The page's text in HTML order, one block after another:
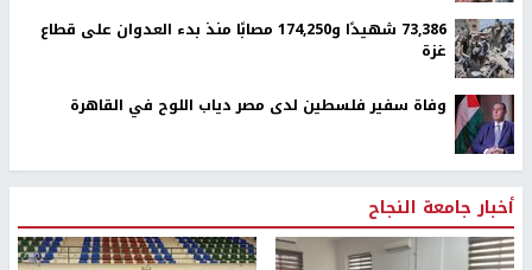
73,386 شهيدًا و174,250 مصابًا منذ بدء العدوان على قطاع
غزة
وفاة سفير فلسطين لدى مصر دياب اللوح في القاهرة
أخبار جامعة النجاح